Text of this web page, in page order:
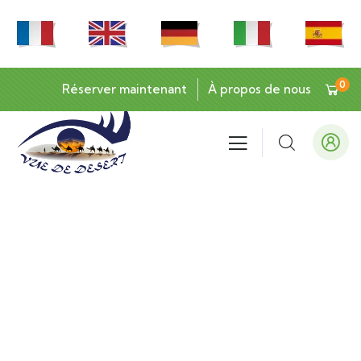
Réserver maintenant À propos de nous 0